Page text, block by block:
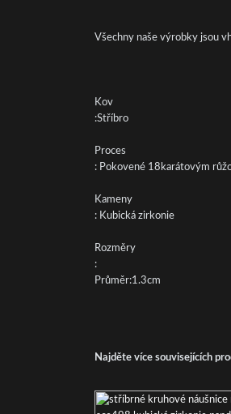
Všechny naše výrobky jsou
Kov
:Stříbro
Proces
: Pokovené 18karátovým
Kameny
: Kubická zirkonie
Rozměry
:
Průměr:1.3cm
Najděte více souvisejících